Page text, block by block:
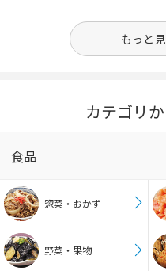
もっと
カテゴリ
食品
惣菜・おかず
野菜・果物